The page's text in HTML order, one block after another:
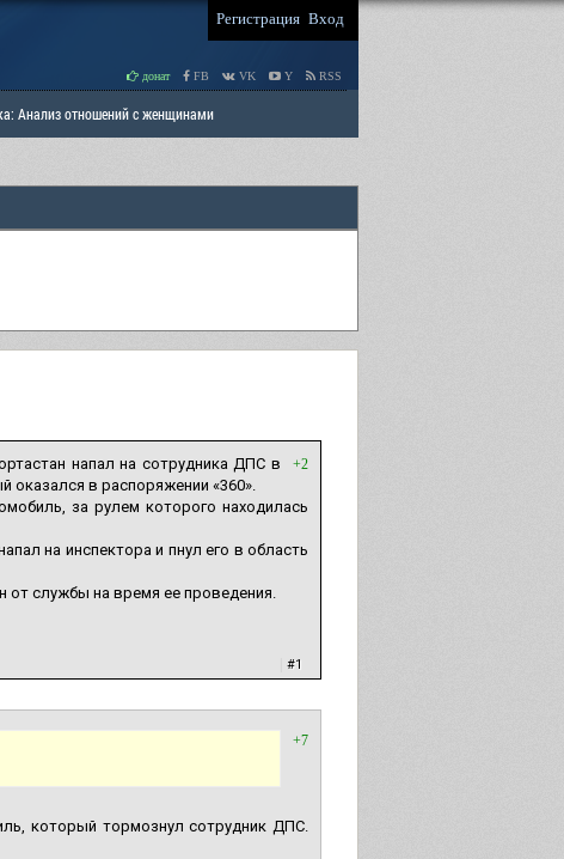
Регистрация Вход
донат FB VK Y RSS
Анализ отношений с женщинами
+2
напал на сотрудника ДПС в
оказался в распоряжении «360».
за рулем которого находилась
на инспектора и пнул его в область
от службы на время ее проведения.
#1
+7
который тормознул сотрудник ДПС.